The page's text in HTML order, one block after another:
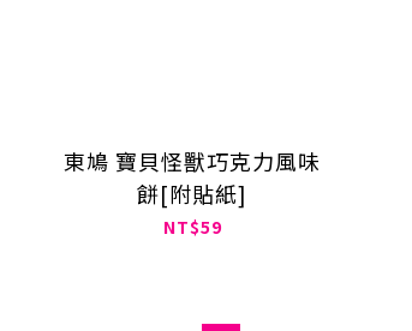
東鳩 寶貝怪獸巧克力風味
餅[附貼紙]
NT$59